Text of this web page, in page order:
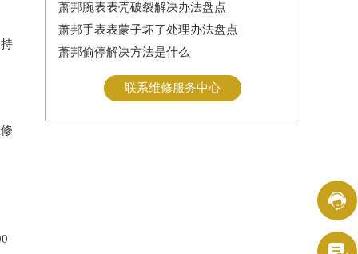
萧邦腕表表壳破裂解决办法盘点
萧邦手表表蒙子坏了处理办法盘点
萧邦偷停解决方法是什么
联系维修服务中心
